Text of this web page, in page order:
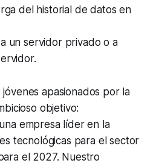
del historial de datos en
un servidor privado o a
apasionados por la
objetivo:
empresa líder en la
tecnológicas para el sector
el 2027. Nuestro